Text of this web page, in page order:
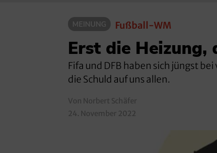
MEINUNG Fußball-WM
Erst die Heizung,
Fifa und DFB haben sich jüngst
die Schuld auf uns allen.
Von Norbert Schäfer
24. November 2022